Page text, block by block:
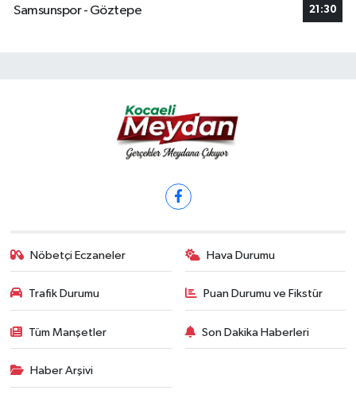
Samsunspor - Göztepe
21:30
Nöbetçi Eczaneler Hava Durumu
Trafik Durumu Puan Durumu ve Fikstür
Tüm Manşetler Son Dakika Haberleri
Haber Arşivi